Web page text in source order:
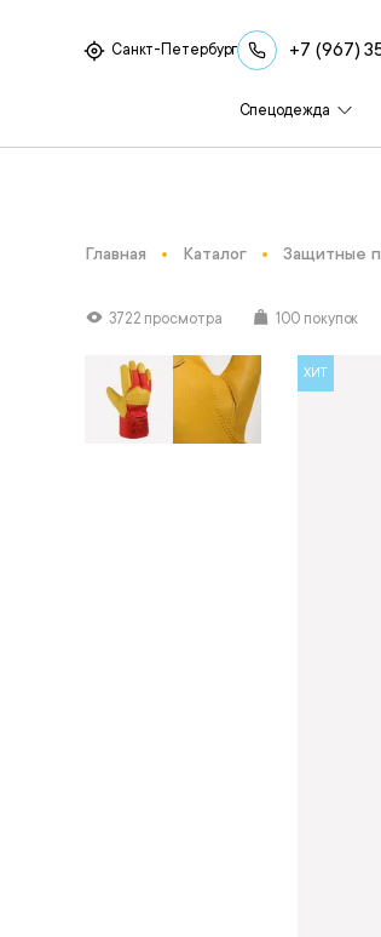
Санкт-Петербург +7 (967)
Спецодежда
Главная Каталог Защитные
3722 просмотра 100 покупок
ХИТ